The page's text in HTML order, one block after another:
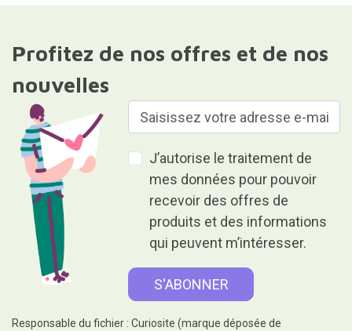
Profitez de nos offres et de nos
nouvelles
J’autorise le traitement de
mes données pour pouvoir
recevoir des offres de
produits et des informations
qui peuvent m’intéresser.
Responsable du fichier : Curiosite (marque déposée de